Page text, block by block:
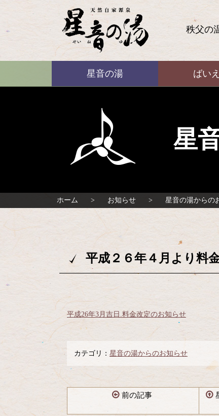
ばいえる
秩父の
星音の湯 ばい
星
ホーム お知らせ 星音の湯からの
平成２６年４月より料
平成26年3月吉日.料金改定のお知らせ
カテゴリ： 星音の湯からのお知らせ
前の記事